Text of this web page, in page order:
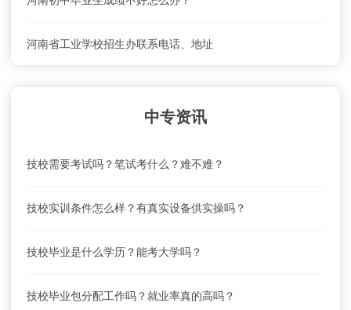
河南省工业学校招生办联系电话、地址
中专资讯
技校需要考试吗？笔试考什么？难不难？
技校实训条件怎么样？有真实设备供实操吗？
技校毕业是什么学历？能考大学吗？
技校毕业包分配工作吗？就业率真的高吗？